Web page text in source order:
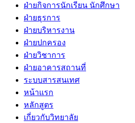
ฝ่ายกิจการนักเรียน นักศึกษา
ฝ่ายธุรการ
ฝ่ายบริหารงาน
ฝ่ายปกครอง
ฝ่ายวิชาการ
ฝ่ายอาคารสถานที่
ระบบสารสนเทศ
หน้าแรก
หลักสูตร
เกี่ยวกับวิทยาลัย